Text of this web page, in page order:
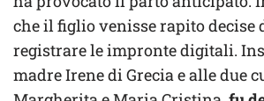
che il figlio venisse rapito decise
registrare le impronte digitali.
madre Irene di Grecia e alle due